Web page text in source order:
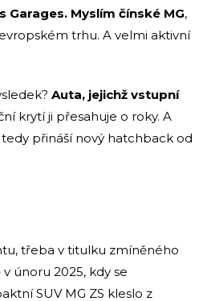
Myslím čínské MG,
trhu. A velmi aktivní
Auta, jejichž vstupní
krytí ji přesahuje o roky. A
přináší nový hatchback od
třeba v titulku zmíněného
únoru 2025, kdy se
SUV MG ZS kleslo z